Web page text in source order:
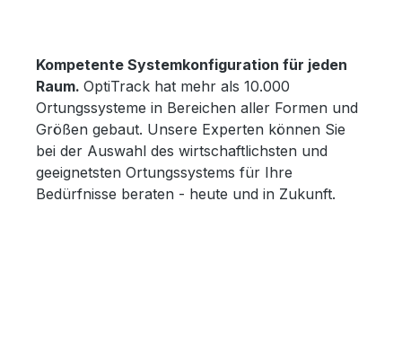
Kompetente Systemkonfiguration für jeden
Raum. OptiTrack hat mehr als 10.000
Ortungssysteme in Bereichen aller Formen und
Größen gebaut. Unsere Experten können Sie
bei der Auswahl des wirtschaftlichsten und
geeignetsten Ortungssystems für Ihre
Bedürfnisse beraten - heute und in Zukunft.